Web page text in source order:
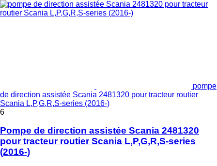
pompe
de direction assistée Scania 2481320 pour tracteur routier
Scania L,P,G,R,S-series (2016-)
6
Pompe de direction assistée Scania 2481320
pour tracteur routier Scania L,P,G,R,S-series
(2016-)